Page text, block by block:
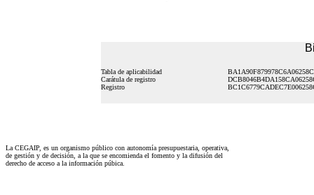
Tabla de aplicabilidad
Carátula de registro
Registro
La CEGAIP, es un organismo público con autonomía presupuestaria, operativa,
de gestión y de decisión, a la que se encomienda el fomento y la difusión del
derecho de acceso a la información púbica.